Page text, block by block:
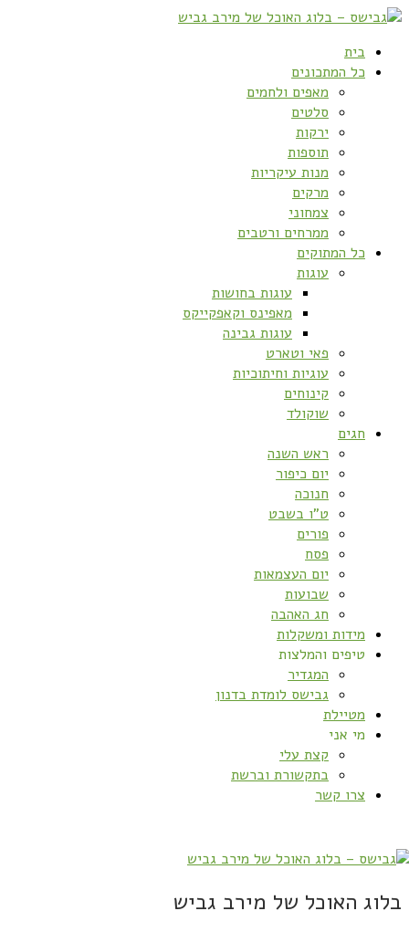
בית
כל המתכונים
מאפים ולחמים
סלטים
ירקות
תוספות
מנות עיקריות
מרקים
צמחוני
ממרחים ורטבים
כל המתוקים
עוגות
עוגות בחושות
מאפינס וקאפקייקס
עוגות גבינה
פאי וטארט
עוגיות וחיתוכיות
קינוחים
שוקולד
חגים
ראש השנה
יום כיפור
חנוכה
ט”ו בשבט
פורים
פסח
יום העצמאות
שבועות
חג האהבה
מידות ומשקלות
טיפים והמלצות
המגדיר
גבישס לומדת בדנון
מטיילת
מי אני
קצת עלי
בתקשורת וברשת
צרו קשר
בלוג האוכל של מירב גביש